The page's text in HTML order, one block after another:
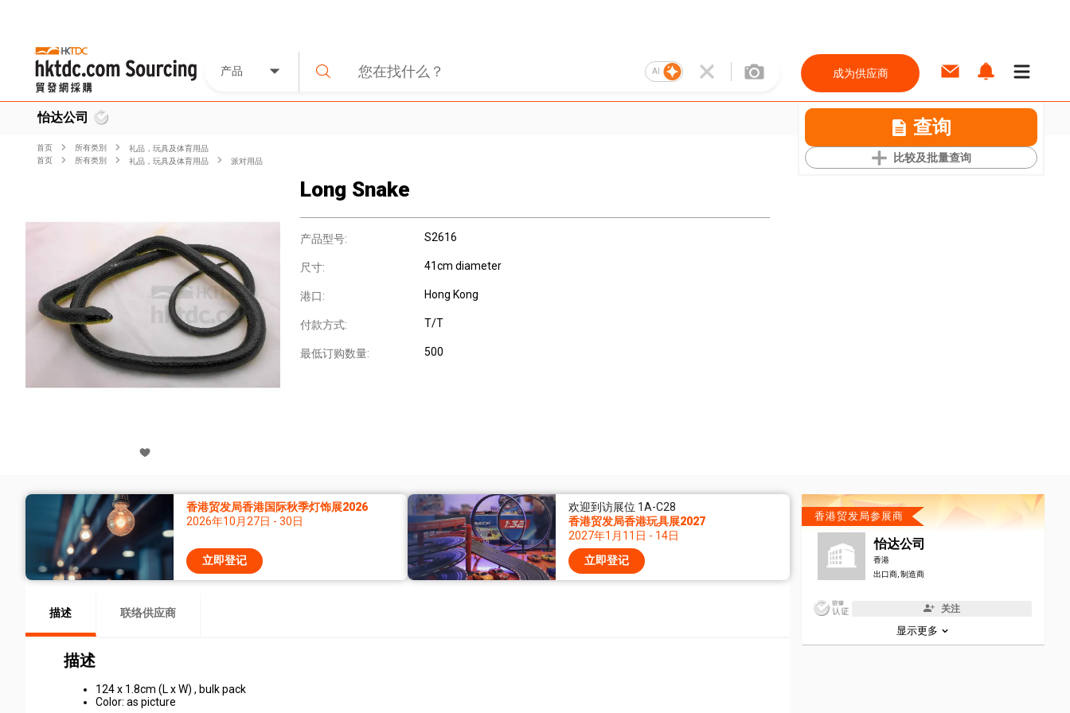
产品 AI 成为供应商
怡达公司 查询
比较及批量查询
首页 所有类別
礼品，玩具及体育用品
首页
所有类別 礼品，玩具及体育用品 派对用品
Long Snake
产品型号: S2616
尺寸: 41cm diameter
港口: Hong Kong
付款方式: T/T
最低订购数量: 500
香港贸发局香港国际秋季灯饰展2026
2026年10月27日 - 30日
立即登记
欢迎到访展位 1A-C28
香港贸发局香港玩具展2027
2027年1月11日 - 14日
立即登记
描述 联络供应商
描述
124 x 1.8cm (L x W) , bulk pack
Color: as picture
香港贸发局参展商
怡达公司
香港
出口商, 制造商
关注
显示更多